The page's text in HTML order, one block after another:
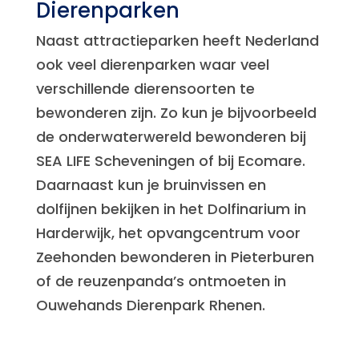
Dierenparken
Naast attractieparken heeft Nederland
ook veel dierenparken waar veel
verschillende dierensoorten te
bewonderen zijn. Zo kun je bijvoorbeeld
de onderwaterwereld bewonderen bij
SEA LIFE Scheveningen of bij Ecomare.
Daarnaast kun je bruinvissen en
dolfijnen bekijken in het Dolfinarium in
Harderwijk, het opvangcentrum voor
Zeehonden bewonderen in Pieterburen
of de reuzenpanda’s ontmoeten in
Ouwehands Dierenpark Rhenen.